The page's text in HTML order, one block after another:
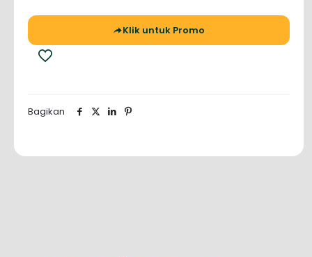
Klik untuk Promo
Bagikan